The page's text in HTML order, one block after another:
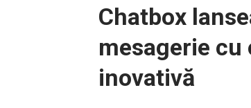
Chatbox
mesagerie
inovativă